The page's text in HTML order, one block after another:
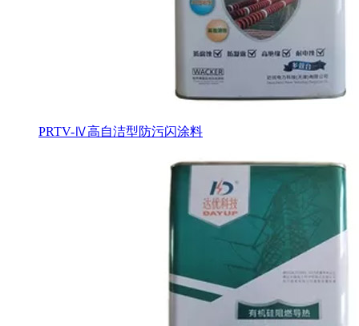
PRTV-Ⅳ高自洁型防污闪涂料